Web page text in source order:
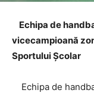
Echipa de
vicecampioană
Sportului Școlar
Echipa de